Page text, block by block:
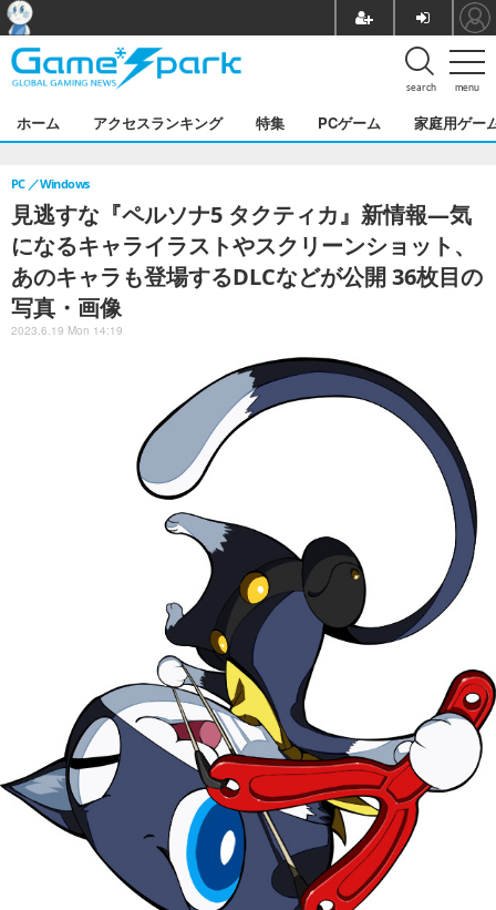
menu
search
ホーム アクセスランキング 特集 PCゲーム 家庭用ゲー
見逃すな『ペルソナ5 タクティカ』新情報―気
になるキャライラストやスクリーンショット、
あのキャラも登場するDLCなどが公開 36枚目の
写真・画像
PC Windows
2023.6.19 Mon 14:19